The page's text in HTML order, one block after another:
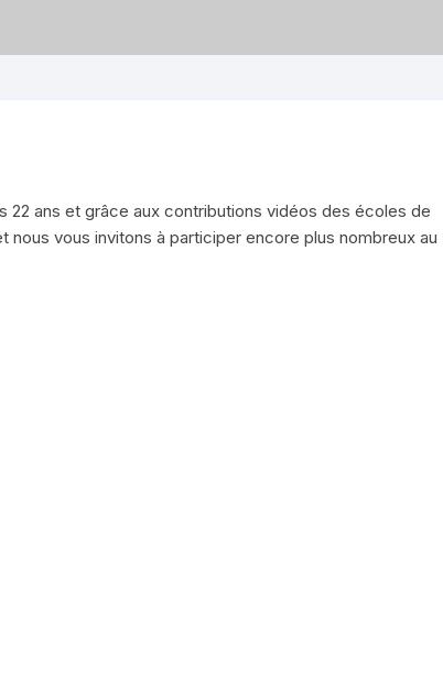
22 ans et grâce aux contributions vidéos des écoles de
nous vous invitons à participer encore plus nombreux au